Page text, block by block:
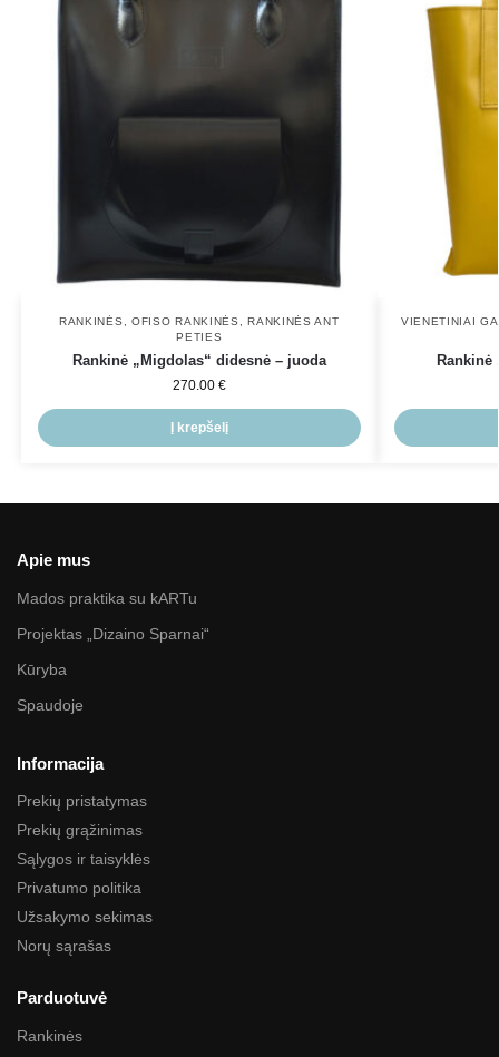
RANKINĖS OFISO RANKINĖS ,RANKINĖS ANT
PETIES
Rankinė „Migdolas“ didesnė – juoda
270.00 €
Į krepšelį
VIENETINIAI
Rankinė
Apie mus
Mados praktika su kARTu
Projektas „Dizaino Sparnai“
Kūryba
Spaudoje
Informacija
Prekių pristatymas
Prekių grąžinimas
Sąlygos ir taisyklės
Privatumo politika
Užsakymo sekimas
Norų sąrašas
Parduotuvė
Rankinės